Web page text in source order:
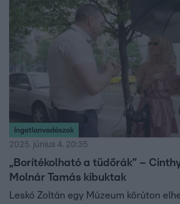
Ingatlanvadászok
2025. június 4. 20:35
„Borítékolható a tüdőrák” –
Molnár Tamás kibuktak
Leskó Zoltán egy Múzeum körúton